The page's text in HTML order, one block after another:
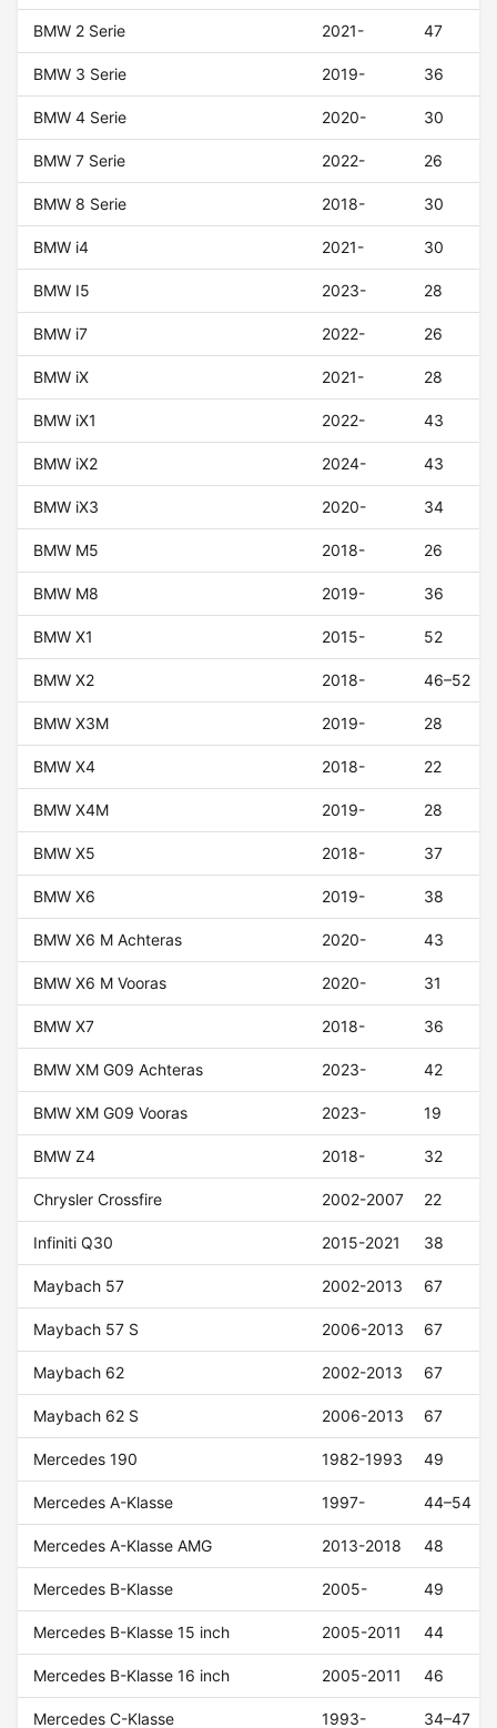
BMW 2 Serie 2021- 47
BMW 3 Serie 2019- 36
BMW 4 Serie 2020- 30
BMW 7 Serie 2022- 26
BMW 8 Serie 2018- 30
BMW i4 2021- 30
BMW I5 2023- 28
BMW i7 2022- 26
BMW iX 2021- 28
BMW iX1 2022- 43
BMW iX2 2024- 43
BMW iX3 2020- 34
BMW M5 2018- 26
BMW M8 2019- 36
BMW X1 2015- 52
BMW X2 2018- 46–52
BMW X3M 2019- 28
BMW X4 2018- 22
BMW X4M 2019- 28
BMW X5 2018- 37
BMW X6 2019- 38
BMW X6 M Achteras 2020- 43
BMW X6 M Vooras 2020- 31
BMW X7 2018- 36
BMW XM G09 Achteras 2023- 42
BMW XM G09 Vooras 2023- 19
BMW Z4 2018- 32
Chrysler Crossfire 2002-2007 22
Infiniti Q30 2015-2021 38
Maybach 57 2002-2013 67
Maybach 57 S 2006-2013 67
Maybach 62 2002-2013 67
Maybach 62 S 2006-2013 67
Mercedes 190 1982-1993 49
Mercedes A-Klasse 1997- 44–54
Mercedes A-Klasse AMG 2013-2018 48
Mercedes B-Klasse 2005- 49
Mercedes B-Klasse 15 inch 2005-2011 44
Mercedes B-Klasse 16 inch 2005-2011 46
Mercedes C-Klasse 1993- 34–47